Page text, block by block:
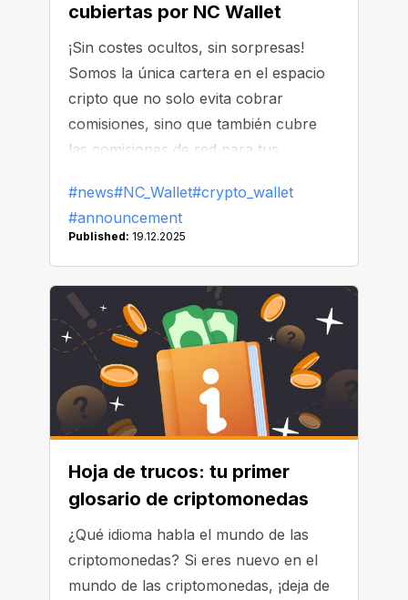
cubiertas por NC Wallet
¡Sin costes ocultos, sin sorpresas!
Somos la única cartera en el espacio
cripto que no solo evita cobrar
comisiones, sino que también cubre
las comisiones de red para tus
#news#NC_Wallet#crypto_wallet
#announcement
Published: 19.12.2025
Hoja de trucos: tu primer
glosario de criptomonedas
¿Qué idioma habla el mundo de las
criptomonedas? Si eres nuevo en el
mundo de las criptomonedas, ¡deja de